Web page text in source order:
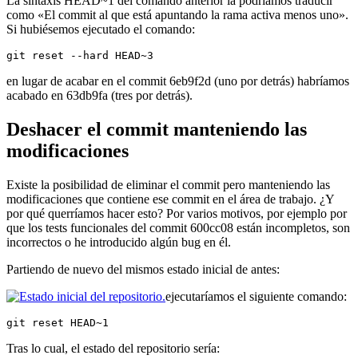
como «El commit al que está apuntando la rama activa menos uno».
Si hubiésemos ejecutado el comando:
git reset --hard HEAD~3
en lugar de acabar en el commit 6eb9f2d (uno por detrás) habríamos
acabado en 63db9fa (tres por detrás).
Deshacer el commit manteniendo las
modificaciones
Existe la posibilidad de eliminar el commit pero manteniendo las
modificaciones que contiene ese commit en el área de trabajo. ¿Y
por qué querríamos hacer esto? Por varios motivos, por ejemplo por
que los tests funcionales del commit 600cc08 están incompletos, son
incorrectos o he introducido algún bug en él.
Partiendo de nuevo del mismos estado inicial de antes:
ejecutaríamos el siguiente comando:
git reset HEAD~1
Tras lo cual, el estado del repositorio sería: